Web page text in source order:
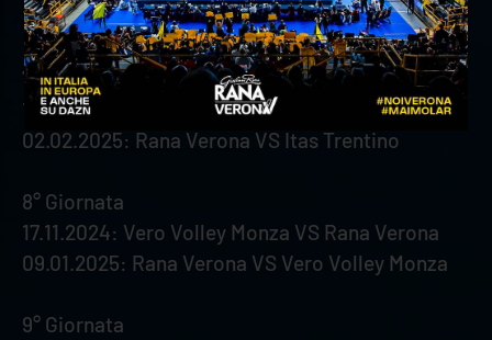
19.01.2025: Valsa Group Modena VS Rana Verona
7° Giornata
10.11.2024: Itas Trentino VS Rana Verona
02.02.2025: Rana Verona VS Itas Trentino
8° Giornata
17.11.2024: Vero Volley Monza VS Rana Verona
09.01.2025: Rana Verona VS Vero Volley Monza
9° Giornata